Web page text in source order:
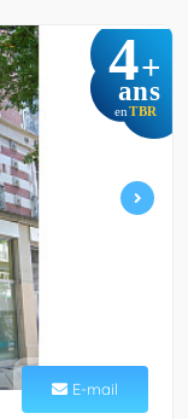
4+
ans
en TBR
E-mail